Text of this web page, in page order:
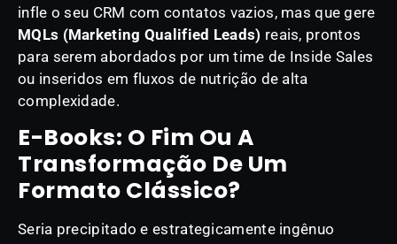
infle o seu CRM com contatos vazios, mas que gere
MQLs (Marketing Qualified Leads) reais, prontos
para serem abordados por um time de Inside Sales
ou inseridos em fluxos de nutrição de alta
complexidade.
E-Books: O Fim Ou A
Transformação De Um
Formato Clássico?
Seria precipitado e estrategicamente ingênuo